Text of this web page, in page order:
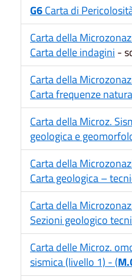
G6Carta di
Carta della
Carta delle indagini -
Carta della
Carta frequenze
Carta della Microz.
geologica e
Carta della
Carta geologica –
Carta della
Sezioni geologico
Carta delle Microz.
sismica (livello 1) - (